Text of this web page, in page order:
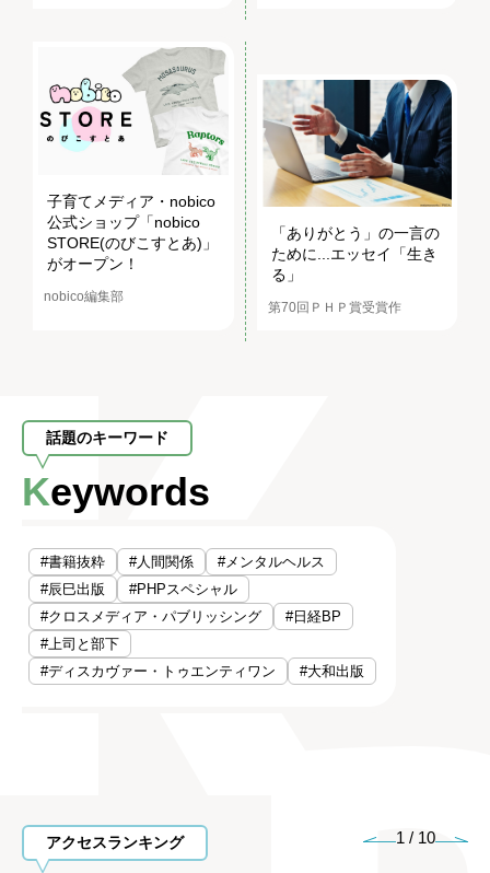
子育てメディア・nobico
公式ショップ「nobico
STORE(のびこすとあ)」
がオープン！
nobico編集部
「ありがとう」の一言の
ために...エッセイ「生き
る」
第70回ＰＨＰ賞受賞作
話題のキーワード
Keywords
#書籍抜粋 #人間関係
#メンタルヘルス
#辰巳出版
#PHPスペシャル
#クロスメディア・パブリッシング
#日経BP
#上司と部下
#ディスカヴァー・トゥエンティワン
#大和出版
アクセスランキング 1 / 10